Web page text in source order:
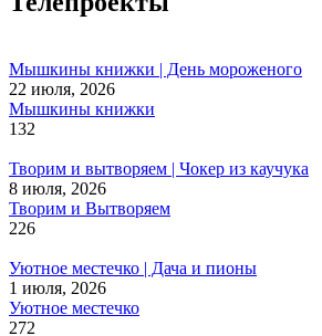
Мышкины книжки | День мороженого
22 июля, 2026
Мышкины книжки
132
Творим и вытворяем | Чокер из каучука
8 июля, 2026
Творим и Вытворяем
226
Уютное местечко | Дача и пионы
1 июля, 2026
Уютное местечко
272